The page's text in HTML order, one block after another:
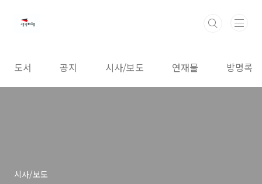
도서 공지 시사/보도 연재물 방명록
시사/보도